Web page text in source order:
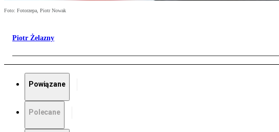
Foto: Fotorzepa, Piotr Nowak
Piotr Żelazny
Powiązane
Polecane